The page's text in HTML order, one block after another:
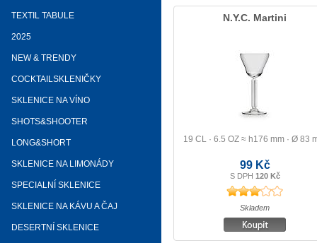
TEXTIL TABULE
2025
NEW & TRENDY
COCKTAILSKLENIČKY
SKLENICE NA VÍNO
SHOTS&SHOOTER
LONG&SHORT
SKLENICE NA LIMONÁDY
SPECIALNÍ SKLENICE
SKLENICE NA KÁVU A ČAJ
DESERTNÍ SKLENICE
N.Y.C. Martini
19 CL · 6.5 OZ ≈ h176 mm · Ø 83
99 Kč
S DPH 120 Kč
Skladem